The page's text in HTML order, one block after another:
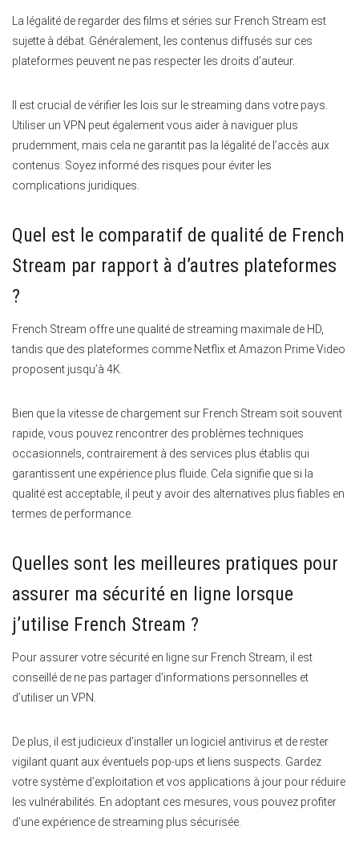
La légalité de regarder des films et séries sur French Stream est
sujette à débat. Généralement, les contenus diffusés sur ces
plateformes peuvent ne pas respecter les droits d’auteur.
Il est crucial de vérifier les lois sur le streaming dans votre pays.
Utiliser un VPN peut également vous aider à naviguer plus
prudemment, mais cela ne garantit pas la légalité de l’accès aux
contenus. Soyez informé des risques pour éviter les
complications juridiques.
Quel est le comparatif de qualité de French
Stream par rapport à d’autres plateformes
?
French Stream offre une qualité de streaming maximale de HD,
tandis que des plateformes comme Netflix et Amazon Prime Video
proposent jusqu’à 4K.
Bien que la vitesse de chargement sur French Stream soit souvent
rapide, vous pouvez rencontrer des problèmes techniques
occasionnels, contrairement à des services plus établis qui
garantissent une expérience plus fluide. Cela signifie que si la
qualité est acceptable, il peut y avoir des alternatives plus fiables en
termes de performance.
Quelles sont les meilleures pratiques pour
assurer ma sécurité en ligne lorsque
j’utilise French Stream ?
Pour assurer votre sécurité en ligne sur French Stream, il est
conseillé de ne pas partager d’informations personnelles et
d’utiliser un VPN.
De plus, il est judicieux d’installer un logiciel antivirus et de rester
vigilant quant aux éventuels pop-ups et liens suspects. Gardez
votre système d’exploitation et vos applications à jour pour réduire
les vulnérabilités. En adoptant ces mesures, vous pouvez profiter
d’une expérience de streaming plus sécurisée.